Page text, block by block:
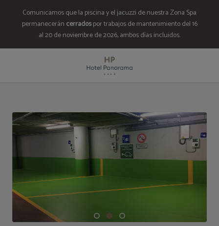
Comunicamos que la piscina y el jacuzzi de nuestra Zona Spa
permanecerán cerradospor trabajos de mantenimiento del 16
al 20 de noviembre de 2026, ambos días incluidos.
Aparcamiento Privado del Hotel Panorama en Escaldes. Web Oficial.